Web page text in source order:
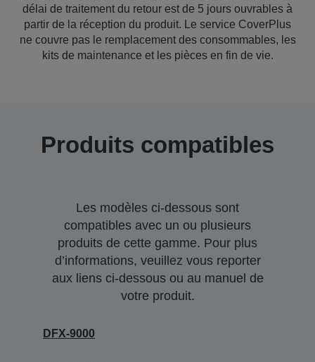
délai de traitement du retour est de 5 jours ouvrables à
partir de la réception du produit. Le service CoverPlus
ne couvre pas le remplacement des consommables, les
kits de maintenance et les pièces en fin de vie.
Produits compatibles
Les modèles ci-dessous sont
compatibles avec un ou plusieurs
produits de cette gamme. Pour plus
d’informations, veuillez vous reporter
aux liens ci-dessous ou au manuel de
votre produit.
DFX-9000